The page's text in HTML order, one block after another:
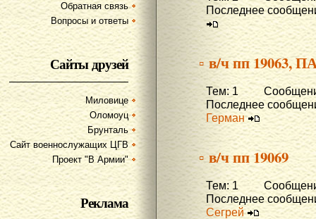
Обратная связь
Вопросы и ответы
Сайты друзей
Миловице
Оломоуц
Брунталь
Сайт военнослужащих ЦГВ
Проект "В Армии"
Реклама
Последнее
▫ в/ч пп 19063,
Тем: 1
Последнее
Герман
▫ в/ч пп 19069
Тем: 1
Последнее
Сегрей